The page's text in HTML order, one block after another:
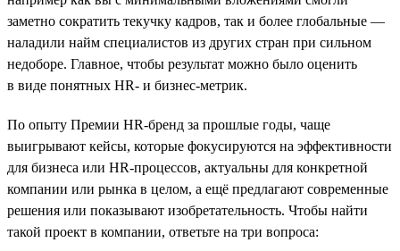
заметно сократить текучку кадров, так и более глобальные —
наладили найм специалистов из других стран при сильном
недоборе. Главное, чтобы результат можно было оценить
в виде понятных HR- и бизнес-метрик.
По опыту Премии HR-бренд за прошлые годы, чаще
выигрывают кейсы, которые фокусируются на эффективности
для бизнеса или HR-процессов, актуальны для конкретной
компании или рынка в целом, а ещё предлагают современные
решения или показывают изобретательность. Чтобы найти
такой проект в компании, ответьте на три вопроса: